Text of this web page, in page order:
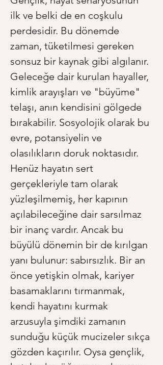
ilk ve belki de en coşkulu
perdesidir. Bu dönemde
zaman, tüketilmesi gereken
sonsuz bir kaynak gibi algılanır.
Geleceğe dair kurulan hayaller,
kimlik arayışları ve "büyüme"
telaşı, anın kendisini gölgede
bırakabilir. Sosyolojik olarak bu
evre, potansiyelin ve
olasılıkların doruk noktasıdır.
Henüz hayatın sert
gerçekleriyle tam olarak
yüzleşilmemiş, her kapının
açılabileceğine dair sarsılmaz
bir inanç vardır. Ancak bu
büyülü dönemin bir de kırılgan
yanı bulunur: sabırsızlık. Bir an
önce yetişkin olmak, kariyer
basamaklarını tırmanmak,
kendi hayatını kurmak
arzusuyla şimdiki zamanın
sunduğu küçük mucizeler sıkça
gözden kaçırılır. Oysa gençlik,